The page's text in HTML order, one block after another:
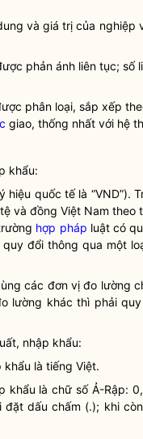
và giá trị của nghiệp
phản ánh liên tục; số
phân loại, sắp xếp
giao, thống nhất với hệ
khẩu:
hiệu quốc tế là “VND”).
và đồng Việt Nam theo
hợp pháp luật có
đổi thông qua một
các đơn vị đo lường
lường khác thì phải
nhập khẩu:
là tiếng Việt.
khẩu là chữ số Ả-Rập:
dấu chấm (.); khi